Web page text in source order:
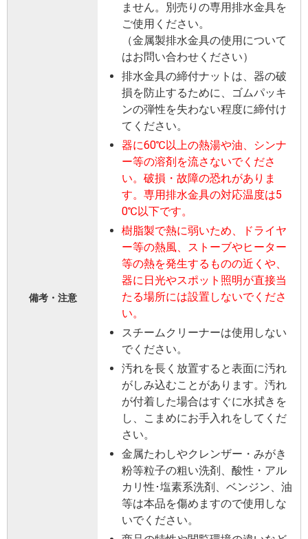
備考・注意
ません。別売りの専用排水金具を
ご使用ください。
（金属製排水金具の使用について
はお問い合わせください）
排水金具の締付ナットは、器の破
損を防止するために、ゴムパッキ
ンの弾性を失わない程度に締付け
てください。
器に60℃以上の熱湯や油、シンナ
ー等の溶剤を流さないでくださ
い。破損・故障の恐れがありま
す。専用排水金具の対応温度は5
0℃以下です。
樹脂製で熱に弱いため、ドライヤ
ー等の熱風、ストーブやヒーター
等の熱を発生するものの近くや、
器に日光やスポット照明が直接当
たる場所には設置しないでくださ
い。
スチームクリーナーは使用しない
でください。
汚れを長く放置すると表面に汚れ
がしみ込むことがあります。汚れ
が付着した場合はすぐに水拭きを
し、こまめにお手入れをしてくだ
さい。
金属たわしやクレンザー・みがき
粉等粒子の粗い洗剤、酸性・アル
カリ性･塩素系洗剤、ベンジン、油
等は本品を傷めますので使用しな
いでください。